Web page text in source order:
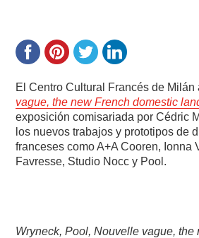
El Centro Cultural Francés de
vague, the new French domestic
exposición comisariada por Cédric
los nuevos trabajos y prototipos de
franceses como A+A Cooren, Ionna
Favresse, Studio Nocc y Pool.
Wryneck, Pool, Nouvelle vague, the